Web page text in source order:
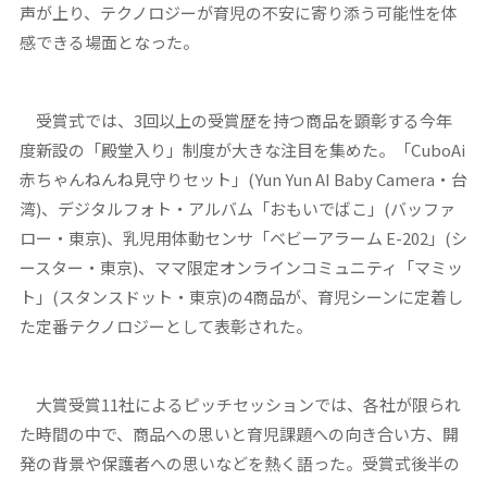
声が上り、テクノロジーが育児の不安に寄り添う可能性を体
感できる場面となった。
受賞式では、3回以上の受賞歴を持つ商品を顕彰する今年
度新設の「殿堂入り」制度が大きな注目を集めた。「CuboAi
赤ちゃんねんね見守りセット」(Yun Yun AI Baby Camera・台
湾)、デジタルフォト・アルバム「おもいでばこ」(バッファ
ロー・東京)、乳児用体動センサ「ベビーアラーム E-202」(シ
ースター・東京)、ママ限定オンラインコミュニティ「マミッ
ト」(スタンスドット・東京)の4商品が、育児シーンに定着し
た定番テクノロジーとして表彰された。
大賞受賞11社によるピッチセッションでは、各社が限られ
た時間の中で、商品への思いと育児課題への向き合い方、開
発の背景や保護者への思いなどを熱く語った。受賞式後半の